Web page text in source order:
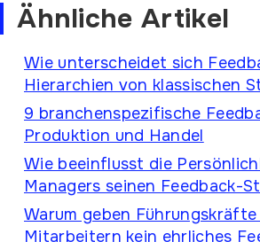
Ähnliche Artikel
Wie unterscheidet sich
Hierarchien von klassischen
9 branchenspezifische
Produktion und Handel
Wie beeinflusst die
Managers seinen Feedback-
Warum geben
Mitarbeitern kein ehrliches